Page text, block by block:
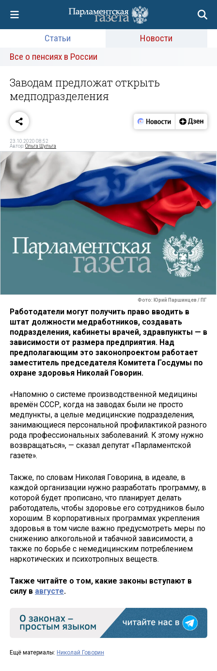
Статьи
Новости
Все о пенсиях в России
Заводам предложат открыть
медподразделения
23.10.2020 08:52
Автор:Ольга Шульга
Фото: Юрий Паршинцев / ПГ
Работодатели могут получить право вводить в
штат должности медработников, создавать
подразделения, кабинеты врачей, здравпункты — в
зависимости от размера предприятия. Над
предполагающим это законопроектом работает
заместитель председателя Комитета Госдумы по
охране здоровья Николай Говорин.
«Напомню о системе производственной медицины
времён СССР, когда на заводах были не просто
медпункты, а целые медицинские подразделения,
занимающиеся персональной профилактикой разного
рода профессиональных заболеваний. К этому нужно
возвращаться», — сказал депутат «Парламентской
газете».
Также, по словам Николая Говорина, в идеале, в
каждой организации нужно разработать программу, в
которой будет прописано, что планирует делать
работодатель, чтобы здоровье его сотрудников было
хорошим. В корпоративных программах укрепления
здоровья в том числе важно предусмотреть меры по
снижению алкогольной и табачной зависимости, а
также по борьбе с немедицинским потреблением
наркотических и психотропных веществ.
Также читайте о том, какие законы вступают в
силу в августе.
Ещё материалы: Николай Говорин